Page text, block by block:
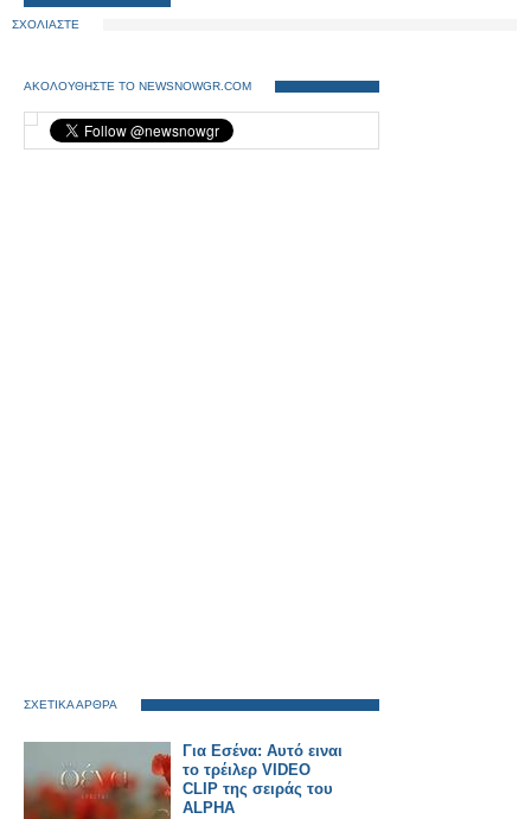
ΣΧΟΛΙΑΣΤΕ
ΑΚΟΛΟΥΘΗΣΤΕ ΤΟ NEWSNOWGR.COM
ΣΧΕΤΙΚΑ ΑΡΘΡΑ
Για Εσένα: Αυτό ειναι
το τρέιλερ VIDEO
CLIP της σειράς του
ALPHA